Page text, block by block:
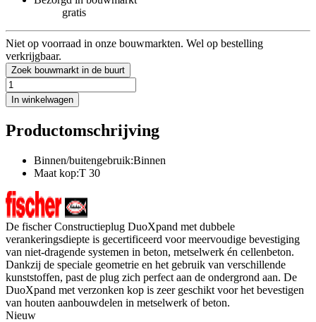
gratis
Niet op voorraad in onze bouwmarkten. Wel op bestelling
verkrijgbaar.
Zoek bouwmarkt in de buurt
In winkelwagen
Productomschrijving
Binnen/buitengebruik:Binnen
Maat kop:T 30
De fischer Constructieplug DuoXpand met dubbele
verankeringsdiepte is gecertificeerd voor meervoudige bevestiging
van niet-dragende systemen in beton, metselwerk én cellenbeton.
Dankzij de speciale geometrie en het gebruik van verschillende
kunststoffen, past de plug zich perfect aan de ondergrond aan. De
DuoXpand met verzonken kop is zeer geschikt voor het bevestigen
van houten aanbouwdelen in metselwerk of beton.
Nieuw